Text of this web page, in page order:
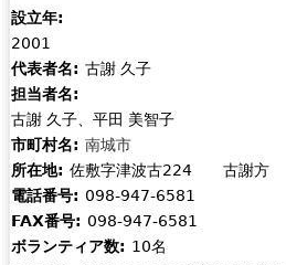
設立年:
2001
代表者名: 古謝 久子
担当者名:
古謝 久子、平田 美智子
市町村名: 南城市
所在地: 佐敷字津波古224 古謝方
電話番号: 098-947-6581
FAX番号: 098-947-6581
ボランティア数: 10名